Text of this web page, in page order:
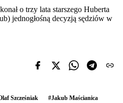
o trzy lata starszego Huberta
jednogłośną decyzją sędziów w
Szcześniak #Jakub Maścianica